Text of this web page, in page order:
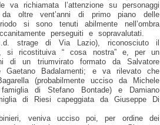
richiamata l’attenzione su personaggi
oltre vent’anni di primo piano delle
si sono tenuti abilmente nell’ombra
perseguiti e sopravalutati.
strage di Via Lazio), riconosciuto il
si ricostituiva “ cosa nostra” e, per un
di un triumvirato formato da Salvatore
Gaetano Badalamenti; e va rilevato che
(probabilmente ucciso da Michele
di Stefano Bontade) e Damiano
di Riesi capeggiata da Giuseppe Di
veniva ucciso poi, per ordine dei